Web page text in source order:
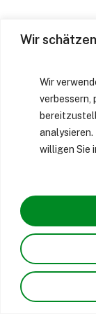
Wir
Wir
verbessern,
willigen Sie